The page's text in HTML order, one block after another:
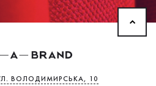
ВОЛОДИМИРСЬКА, 10